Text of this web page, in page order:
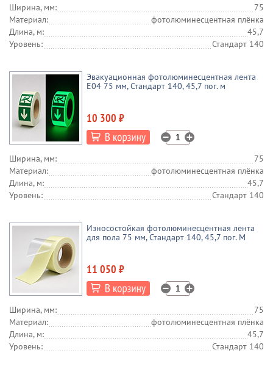
Ширина, мм:
75
Материал:
фотолюминесцентная плёнка
Длина, м:
45,7
Уровень:
Стандарт 140
Эвакуационная фотолюминесцентная лента
E04 75 мм, Стандарт 140, 45,7 пог. м
10 300 ₽
Ширина, мм:
75
Материал:
фотолюминесцентная плёнка
Длина, м:
45,7
Уровень:
Стандарт 140
Износостойкая фотолюминесцентная лента
для пола 75 мм, Стандарт 140, 45,7 пог. М
11 050 ₽
Ширина, мм:
75
Материал:
фотолюминесцентная плёнка
Длина, м:
45,7
Уровень:
Стандарт 140